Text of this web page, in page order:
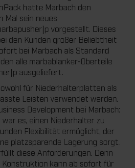
hatte Marbach den
Mal sein neues
vorgestellt. Dieses
den Kunden großer Beliebtheit
bei Marbach als Standard
alle marbablanker-Oberteile
ausgeliefert.
für Niederhalterplatten als
Leisten verwendet werden.
Development bei Marbach:
es, einen Niederhalter zu
Flexibilität ermöglicht, der
platzsparende Lagerung sorgt.
diese Anforderungen. Denn
Konstruktion kann ab sofort für